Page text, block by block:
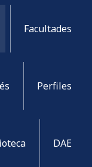
Facultades
Perfiles
DAE